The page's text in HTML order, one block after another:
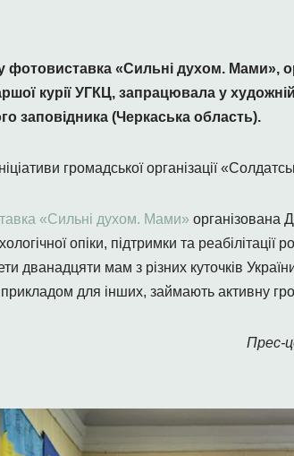
фотовиставка «Сильні духом. Мами»,
курії УГКЦ, запрацювала у
заповідника (Черкаська область).
громадської організації
«Сильні духом. Мами» організована
опіки, підтримки та реабілітації
дванадцяти мам з різних куточків
для інших, займають активну
Прес-